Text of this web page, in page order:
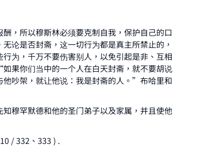
酬，所以穆斯林必须要克制自我，保护自己的口
论是否封斋，这一切行为都是真主所禁止的，
行为，千万不要伤害别人，以免引起是非、互相
果你们当中的一个人在白天封斋，就不要胡说
他吵架，就让他说：我是封斋的人。”布哈里和
知穆罕默德和他的圣门弟子以及家属，并且使他
/ 332、333 ) .
of lives with your
today
for our mission.
doing what is good will earn the
1893)